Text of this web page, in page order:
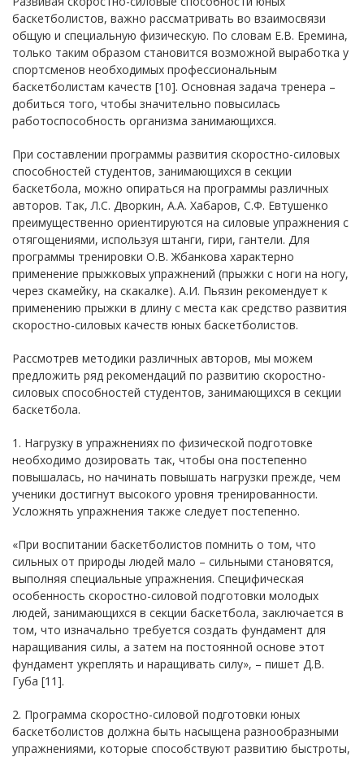
баскетболистов, важно рассматривать во взаимосвязи
общую и специальную физическую. По словам Е.В. Еремина,
только таким образом становится возможной выработка у
спортсменов необходимых профессиональным
баскетболистам качеств [10]. Основная задача тренера –
добиться того, чтобы значительно повысилась
работоспособность организма занимающихся.
При составлении программы развития скоростно-силовых
способностей студентов, занимающихся в секции
баскетбола, можно опираться на программы различных
авторов. Так, Л.С. Дворкин, А.А. Хабаров, С.Ф. Евтушенко
преимущественно ориентируются на силовые упражнения с
отягощениями, используя штанги, гири, гантели. Для
программы тренировки О.В. Жбанкова характерно
применение прыжковых упражнений (прыжки с ноги на ногу,
через скамейку, на скакалке). А.И. Пьязин рекомендует к
применению прыжки в длину с места как средство развития
скоростно-силовых качеств юных баскетболистов.
Рассмотрев методики различных авторов, мы можем
предложить ряд рекомендаций по развитию скоростно-
силовых способностей студентов, занимающихся в секции
баскетбола.
1. Нагрузку в упражнениях по физической подготовке
необходимо дозировать так, чтобы она постепенно
повышалась, но начинать повышать нагрузки прежде, чем
ученики достигнут высокого уровня тренированности.
Усложнять упражнения также следует постепенно.
«При воспитании баскетболистов помнить о том, что
сильных от природы людей мало – сильными становятся,
выполняя специальные упражнения. Специфическая
особенность скоростно-силовой подготовки молодых
людей, занимающихся в секции баскетбола, заключается в
том, что изначально требуется создать фундамент для
наращивания силы, а затем на постоянной основе этот
фундамент укреплять и наращивать силу», – пишет Д.В.
Губа [11].
2. Программа скоростно-силовой подготовки юных
баскетболистов должна быть насыщена разнообразными
упражнениями, которые способствуют развитию быстроты,